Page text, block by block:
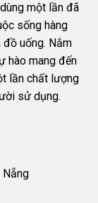
một lần đã
sống hàng
đồ uống. Nắm
hào mang đến
lần chất lượng
sử dụng.
Nẵng